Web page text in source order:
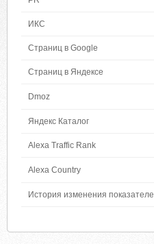
ИКС
Страниц в Google
Страниц в Яндексе
Dmoz
Яндекс Каталог
Alexa Traffic Rank
Alexa Country
История изменения